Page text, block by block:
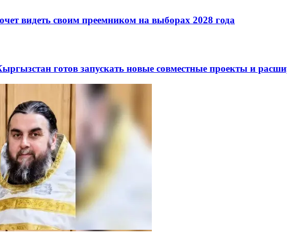
видеть своим преемником на выборах 2028 года
готов запускать новые совместные проекты и